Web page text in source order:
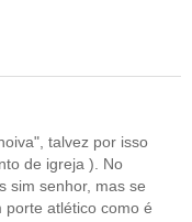
talvez por isso
de igreja ). No
sim senhor, mas se
atlético como é